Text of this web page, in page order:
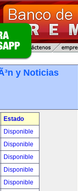
y Noticias
Estado
Disponible
Disponible
Disponible
Disponible
Disponible